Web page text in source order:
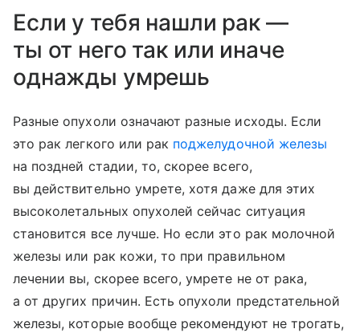
Если у тебя нашли рак —
ты от него так или иначе
однажды умрешь
Разные опухоли означают разные исходы. Если
это рак легкого или рак поджелудочной железы
на поздней стадии, то, скорее всего,
вы действительно умрете, хотя даже для этих
высоколетальных опухолей сейчас ситуация
становится все лучше. Но если это рак молочной
железы или рак кожи, то при правильном
лечении вы, скорее всего, умрете не от рака,
а от других причин. Есть опухоли предстательной
железы, которые вообще рекомендуют не трогать,